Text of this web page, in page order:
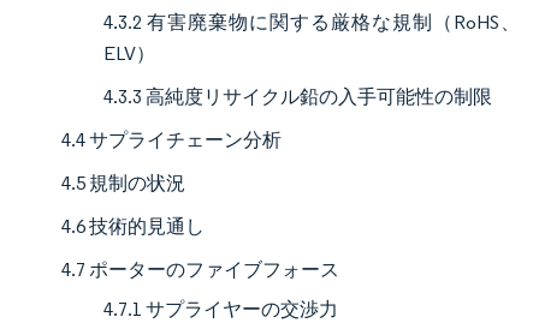
4.3.2 有害廃棄物に関する厳格な規制（RoHS、
ELV）
4.3.3 高純度リサイクル鉛の入手可能性の制限
4.4 サプライチェーン分析
4.5 規制の状況
4.6 技術的見通し
4.7 ポーターのファイブフォース
4.7.1 サプライヤーの交渉力